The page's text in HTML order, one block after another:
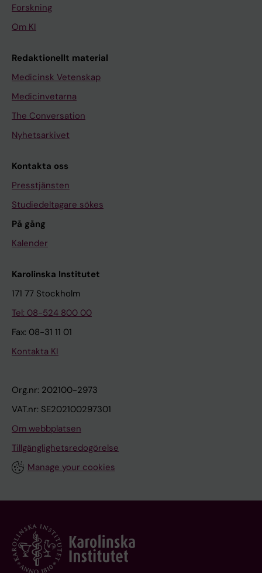
Forskning
Om KI
Redaktionellt material
Medicinsk Vetenskap
Medicinvetarna
The Conversation
Nyhetsarkivet
Kontakta oss
Presstjänsten
Studiedeltagare sökes
På gång
Kalender
Karolinska Institutet
171 77 Stockholm
Tel: 08-524 800 00
Fax: 08-31 11 01
Kontakta KI
Org.nr: 202100-2973
VAT.nr: SE202100297301
Om webbplatsen
Tillgänglighetsredogörelse
Manage your cookies